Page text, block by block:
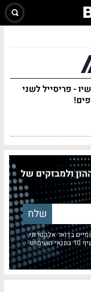
- פריסייל לשני
ולמבזקים של
בדואר אלקטרוני